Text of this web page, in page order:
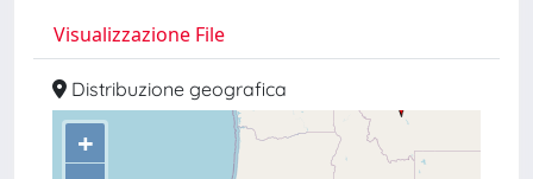
Visualizzazione File
Distribuzione geografica
+